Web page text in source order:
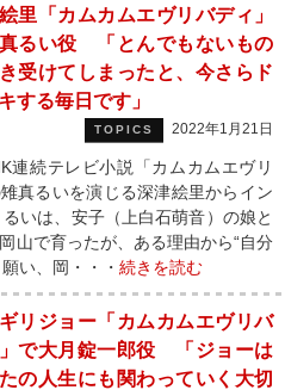
里「カムカムエヴリバディ」
るい役 「とんでもないもの
受けてしまったと、今さらド
する毎日です」
TOPICS 2022年1月21日
連続テレビ小説「カムカムエヴリ
真るいを演じる深津絵里からイン
いは、安子（上白石萌音）の娘と
山で育ったが、ある理由から“自分
い、岡・・・ 続きを読む
リジョー「カムカムエヴリバ
で大月錠一郎役 「ジョーは
の人生にも関わっていく大切